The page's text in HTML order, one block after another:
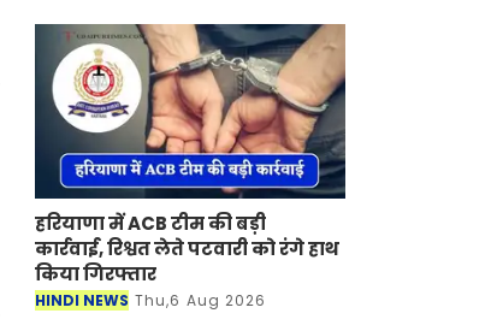
हरियाणा में ACB टीम की बड़ी
कार्रवाई, रिश्वत लेते पटवारी को रंगे हाथ
किया गिरफ्तार
HINDI NEWS Thu,6 Aug 2026